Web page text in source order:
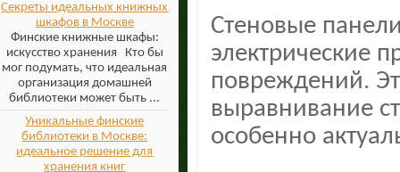
Секреты идеальных книжных
шкафов в Москве
Финские книжные шкафы:
искусство хранения Кто бы
мог подумать, что идеальная
организация домашней
библиотеки может быть ...
Уникальные финские
библиотеки в Москве:
идеальное решение для
хранения книг
Стеновые
электрические
повреждений.
выравнивание
особенно